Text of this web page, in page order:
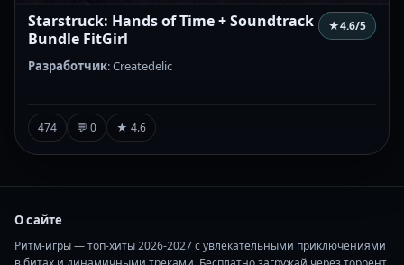
Starstruck: Hands of Time + Soundtrack
Bundle FitGirl
★4.6/5
Разработчик: Createdelic
474 💬 0 ★ 4.6
О сайте
Ритм-игры — топ-хиты 2026-2027 с увлекательными приключениями